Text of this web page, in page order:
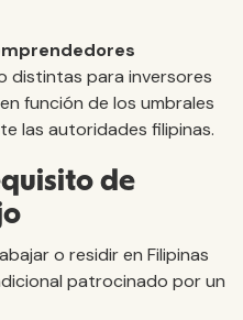
distintas para inversores
función de los umbrales
las autoridades filipinas.
de
o residir en Filipinas
patrocinado por un